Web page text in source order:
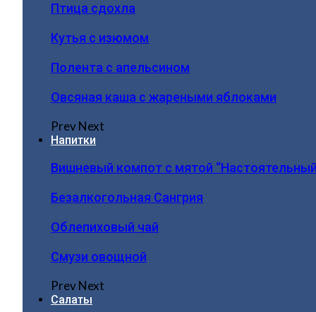
Птица сдохла
Кутья с изюмом
Полента с апельсином
Овсяная каша с жареными яблоками
PrevNext
Напитки
Вишневый компот с мятой
Безалкогольная Сангрия
Облепиховый чай
Смузи овощной
PrevNext
Салаты